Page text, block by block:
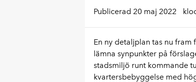
Publicerad 20 maj 2022
En ny detaljplan tas nu
lämna synpunkter på
stadsmiljö runt kommande
kvartersbebyggelse med